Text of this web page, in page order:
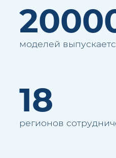
моделей
18
регионов